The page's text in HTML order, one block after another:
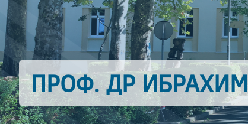
ПРОФ. ДР